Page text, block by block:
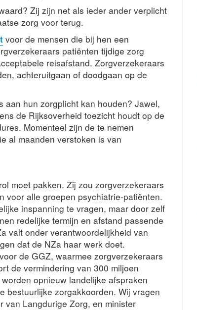
Zij zijn net als ieder ander verplicht
zorg voor terug.
voor de mensen die bij hen een
patiënten tijdige zorg
reisafstand. Zorgverzekeraars
achteruitgaan of doodgaan op de
aan hun zorgplicht kan houden? Jawel,
de Rijksoverheid toezicht houdt op de
Momenteel zijn de te nemen
al maanden verstoken is van
moet pakken. Zij zou zorgverzekeraars
voor alle groepen psychiatrie-patiënten.
inspanning te vragen, maar door zelf
redelijke termijn en afstand passende
valt onder verantwoordelijkheid van
dat de NZa haar werk doet.
de GGZ, waarmee zorgverzekeraars
de vermindering van 300 miljoen
opnieuw landelijke afspraken
bestuurlijke zorgakkoorden. Wij vragen
van Langdurige Zorg, en minister